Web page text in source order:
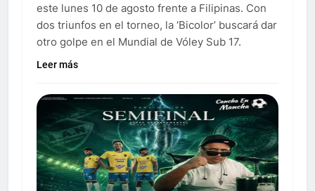
este lunes 10 de agosto frente a Filipinas. Con
dos triunfos en el torneo, la ‘Bicolor’ buscará dar
otro golpe en el Mundial de Vóley Sub 17.
Leer más